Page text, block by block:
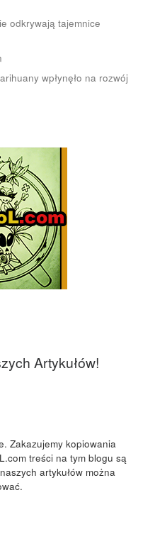
odkrywają tajemnice
wpłynęło na rozwój
Artykułów!
Zakazujemy kopiowania
treści na tym blogu są
artykułów można